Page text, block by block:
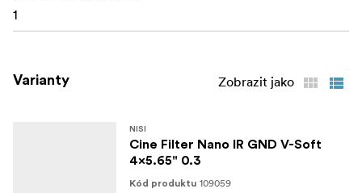
1
Varianty Zobrazit jako
NISI
Cine Filter Nano IR GND V-Soft
4x5.65" 0.3
Kód produktu 109059